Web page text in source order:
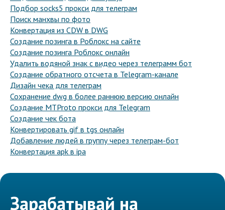
Подбор socks5 прокси для телеграм
Поиск манхвы по фото
Конвертация из CDW в DWG
Создание позинга в Роблокс на сайте
Создание позинга Роблокс онлайн
Удалить водяной знак с видео через телеграмм бот
Создание обратного отсчета в Telegram-канале
Дизайн чека для телеграм
Сохранение dwg в более раннюю версию онлайн
Создание MTProto прокси для Telegram
Создание чек бота
Конвертировать gif в tgs онлайн
Добавление людей в группу через телеграм-бот
Конвертация apk в ipa
Зарабатывай на